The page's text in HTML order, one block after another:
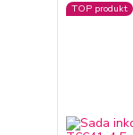
TOP produkt